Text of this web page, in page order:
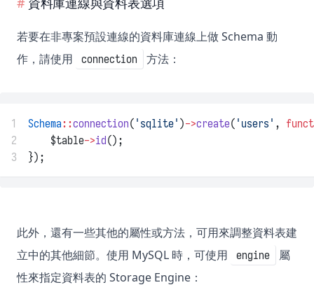
若要在非專案預設連線的資料庫連線上做 Schema 動
作，請使用
connection 方法：
1 Schema::connection( 'sqlite' )->create( 'users' ,
2
    $table
->id();
3
});
此外，還有一些其他的屬性或方法，可用來調整資料表建
立中的其他細節。使用 MySQL 時，可使用
engine
屬
性來指定資料表的 Storage Engine：